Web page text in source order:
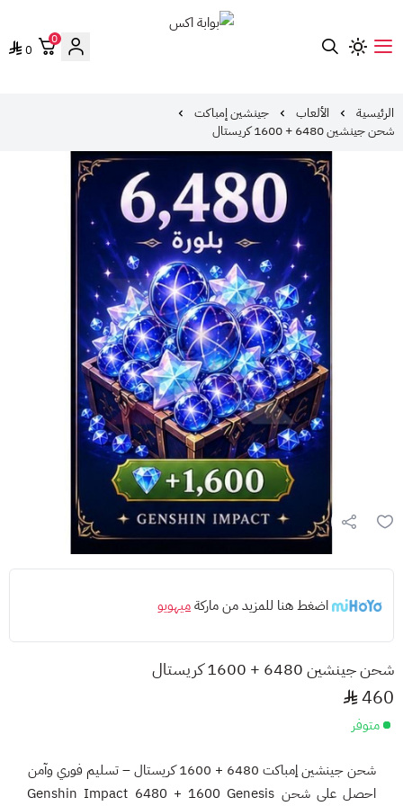
0
0
الرئيسية الألعاب
جينشين إمباكت
شحن جينشين 6480 + 1600 كريستال
اضغط هنا للمزيد من ماركةميهويو
شحن جينشين 6480 + 1600 كريستال
460
متوفر
شحن جينشين إمباكت 6480 + 1600 كريستال – تسليم فوري وآمن
احصل على شحن Genshin Impact 6480 + 1600 Genesis